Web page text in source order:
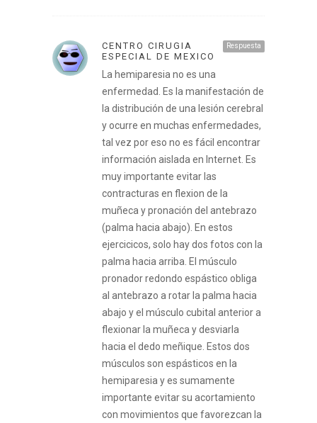
Respuesta
CENTRO CIRUGIA
ESPECIAL DE MEXICO
La hemiparesia no es una
enfermedad. Es la manifestación de
la distribución de una lesión cerebral
y ocurre en muchas enfermedades,
tal vez por eso no es fácil encontrar
información aislada en Internet. Es
muy importante evitar las
contracturas en flexion de la
muñeca y pronación del antebrazo
(palma hacia abajo). En estos
ejercicicos, solo hay dos fotos con la
palma hacia arriba. El músculo
pronador redondo espástico obliga
al antebrazo a rotar la palma hacia
abajo y el músculo cubital anterior a
flexionar la muñeca y desviarla
hacia el dedo meñique. Estos dos
músculos son espásticos en la
hemiparesia y es sumamente
importante evitar su acortamiento
con movimientos que favorezcan la